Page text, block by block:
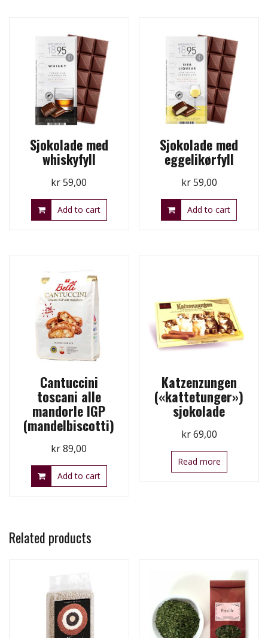
Sjokolade med
whiskyfyll
kr59,00
Add to cart
Sjokolade med
eggelikørfyll
kr59,00
Add to cart
Cantuccini
toscani alle
mandorle IGP
(mandelbiscotti)
kr89,00
Add to cart
Katzenzungen
(«kattetunger»)
sjokolade
kr69,00
Read more
Related products